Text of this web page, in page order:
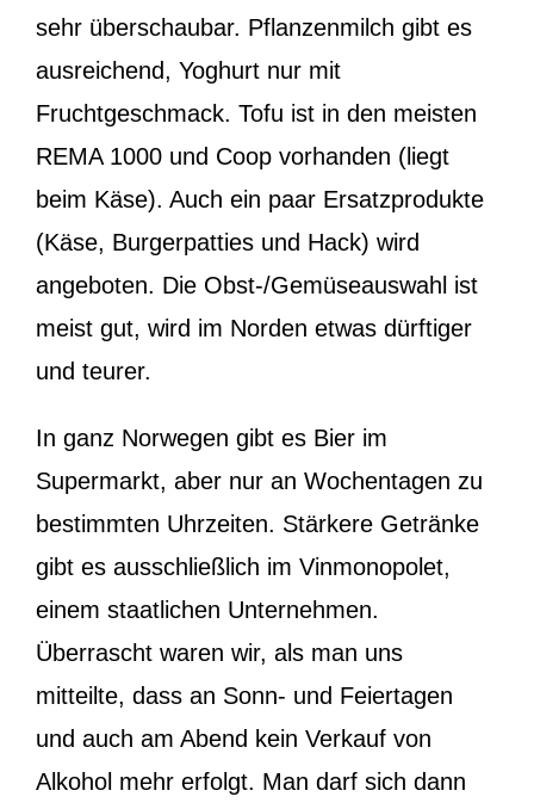
sehr überschaubar. Pflanzenmilch gibt es
ausreichend, Yoghurt nur mit
Fruchtgeschmack. Tofu ist in den meisten
REMA 1000 und Coop vorhanden (liegt
beim Käse). Auch ein paar Ersatzprodukte
(Käse, Burgerpatties und Hack) wird
angeboten. Die Obst-/Gemüseauswahl ist
meist gut, wird im Norden etwas dürftiger
und teurer.
In ganz Norwegen gibt es Bier im
Supermarkt, aber nur an Wochentagen zu
bestimmten Uhrzeiten. Stärkere Getränke
gibt es ausschließlich im Vinmonopolet,
einem staatlichen Unternehmen.
Überrascht waren wir, als man uns
mitteilte, dass an Sonn- und Feiertagen
und auch am Abend kein Verkauf von
Alkohol mehr erfolgt. Man darf sich dann